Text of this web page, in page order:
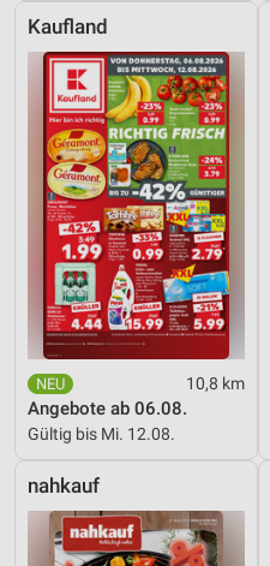
Kaufland
10,8 km
Angebote ab 06.08.
Gültig bis Mi. 12.08.
nahkauf